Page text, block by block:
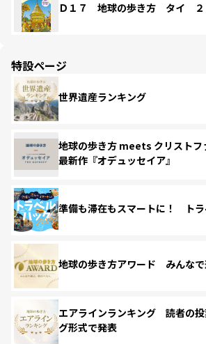
Ｄ１７ 地球の歩き方 タイ ２
特設ページ
世界遺産ランキング
地球の歩き方 meets クリストフ
最新作『オデュッセイア』
準備も滞在もスマートに！ ト
地球の歩き方アワード みんなで
エアラインランキング 読者の
グ形式で発表